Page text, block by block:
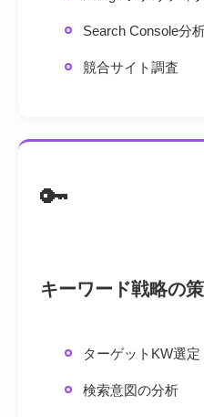
Search Console分
競合サイト調査
🔑
キーワード戦略の
ターゲットKW選定
検索意図の分析